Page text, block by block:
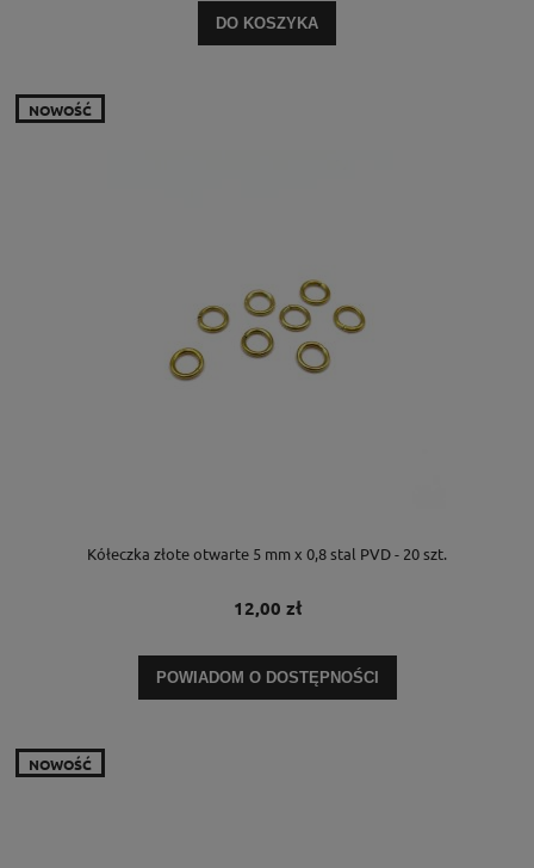
DO KOSZYKA
Kółeczka złote otwarte 5 mm x 0,8 stal PVD - 20 szt.
12,00 zł
POWIADOM O DOSTĘPNOŚCI
NOWOŚĆ
NOWOŚĆ